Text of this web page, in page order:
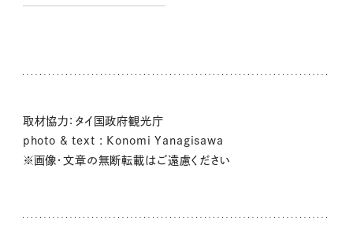
取材協力：タイ国政府観光庁
photo & text : Konomi Yanagisawa
※画像・文章の無断転載はご遠慮ください